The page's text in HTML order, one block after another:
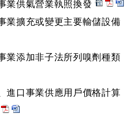
業供氣營業執照換發
業擴充或變更主要輸儲設備
業添加非子法所列嗅劑種類
進口事業供應用戶價格計算